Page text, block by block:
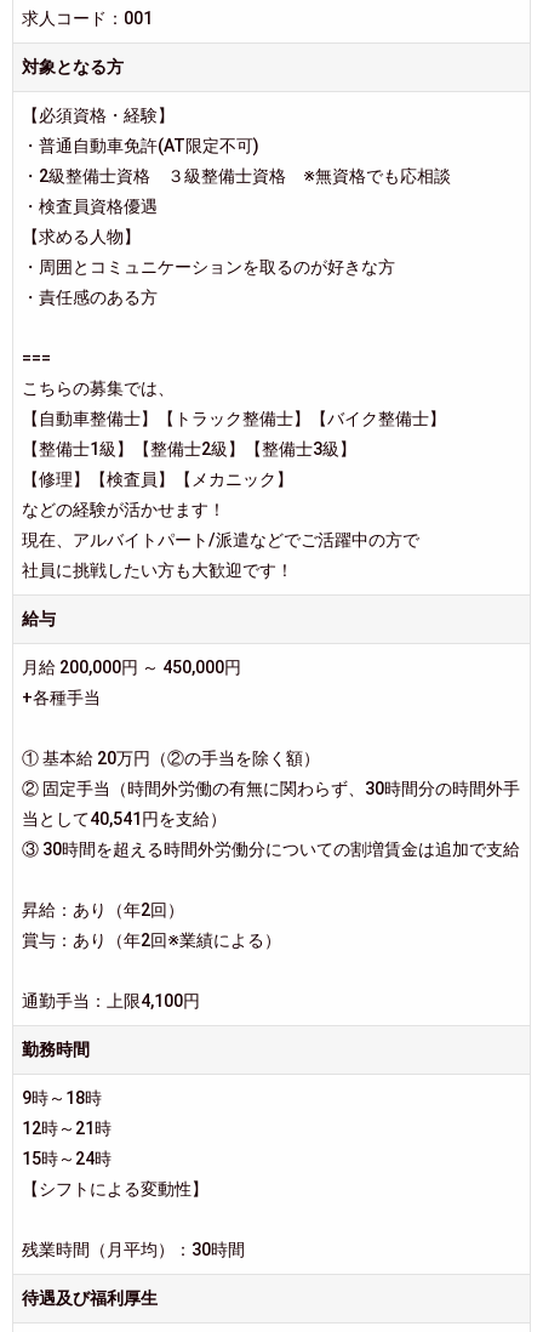
求人コード：001
対象となる方
【必須資格・経験】
・普通自動車免許(AT限定不可)
・2級整備士資格 ３級整備士資格 ※無資格でも応相談
・検査員資格優遇
【求める人物】
・周囲とコミュニケーションを取るのが好きな方
・責任感のある方
===
こちらの募集では、
【自動車整備士】【トラック整備士】【バイク整備士】
【整備士1級】【整備士2級】【整備士3級】
【修理】【検査員】【メカニック】
などの経験が活かせます！
現在、アルバイトパート/派遣などでご活躍中の方で
社員に挑戦したい方も大歓迎です！
給与
月給 200,000円 ～ 450,000円
+各種手当
① 基本給 20万円（②の手当を除く額）
② 固定手当（時間外労働の有無に関わらず、30時間分の時間外手
当として40,541円を支給）
③ 30時間を超える時間外労働分についての割増賃金は追加で支給
昇給：あり（年2回）
賞与：あり（年2回※業績による）
通勤手当：上限4,100円
勤務時間
9時～18時
12時～21時
15時～24時
【シフトによる変動性】
残業時間（月平均）：30時間
待遇及び福利厚生